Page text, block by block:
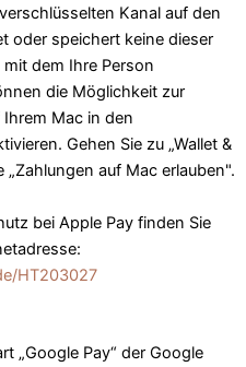
Kanal auf den
oder speichert keine dieser
dem Ihre Person
die Möglichkeit zur
Mac in den
Gehen Sie zu „Wallet &
auf Mac erlauben".
bei Apple Pay finden Sie
/HT203027
„Google Pay“ der Google